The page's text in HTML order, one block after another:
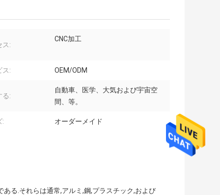
ス:
CNC加工
ス: OEM/ODM
る:
自動車、医学、大気および宇宙空
間、等。
: オーダーメイド
る.それらは通常,アルミ,鋼,プラスチック,および